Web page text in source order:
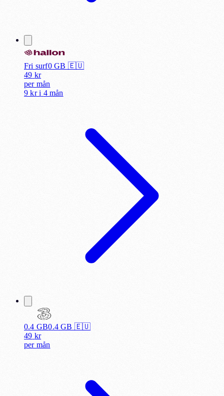
Fri surf0GB 🇪🇺
49 kr
per mån
9 kr i 4 mån
0.4 GB0.4GB 🇪🇺
49 kr
per mån